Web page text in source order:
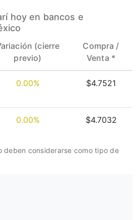
hoy en bancos e
(cierre
previo)
Compra /
Venta *
0.00% $4.7521
0.00% $4.7032
deben considerarse como tipo de